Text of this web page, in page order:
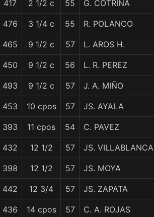
417 2 1/2 c 55 G. COTRINA
476 3 1/4 c 55 R. POLANCO
465 9 1/2 c 57 L. AROS H.
450 9 1/2 c 56 L. R. PEREZ
493 9 1/2 c 57 J. A. MIÑO
453 10 cpos 57 JS. AYALA
393 11 cpos 54 C. PAVEZ
432 12 1/2 57 JS. VILLABLANCA
398 12 1/2 57 JS. MOYA
442 12 3/4 57 JS. ZAPATA
436 14 cpos 57 C. A. ROJAS